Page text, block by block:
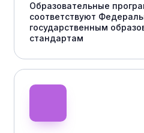
Образовательные
соответствуют
государственным
стандартам